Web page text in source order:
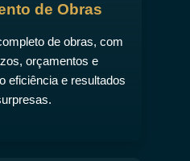
de Obras
de obras, com
orçamentos e
eficiência e resultados